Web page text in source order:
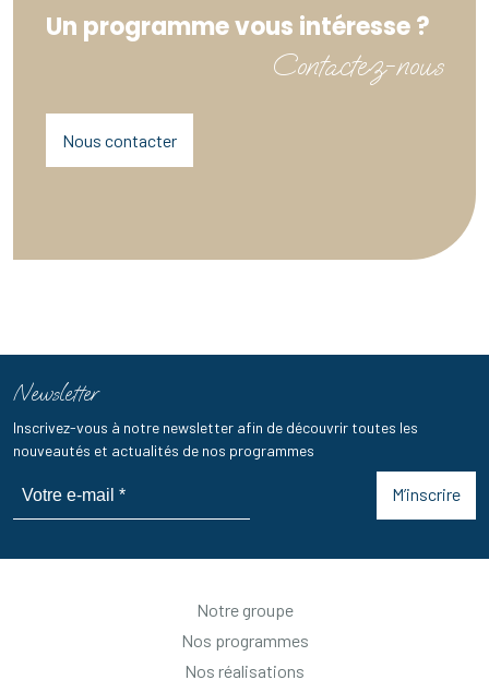
Un programme vous intéresse ?
Contactez-nous
Nous contacter
Newsletter
Inscrivez-vous à notre newsletter afin de découvrir toutes les
nouveautés et actualités de nos programmes
M’inscrire
Notre groupe
Nos programmes
Nos réalisations